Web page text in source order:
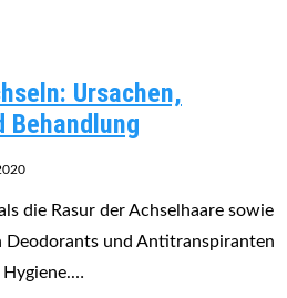
Ursachen,
Behandlung
die Rasur der Achselhaare sowie
Deodorants und Antitranspiranten